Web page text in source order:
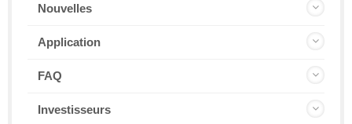
Nouvelles
Application
FAQ
Investisseurs